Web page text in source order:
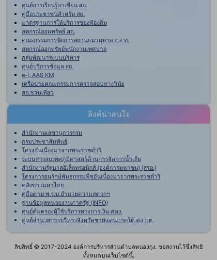
ศูนย์การเรียนรู้อาเซียน สถ.
คู่มือประชาชนสำหรับ สถ.
มาตรฐานการให้บริการของท้องถิ่น
สหกรณ์ออมทรัพย์ สถ.
คณะกรรมการจัดการสถานธนานุบาล จ.ส.ท.
สหกรณ์ออกทรัพย์พนักงานเทศบาล
กลุ่มพัฒนาระบบบริหาร
ศูนย์บริการข้อมูล สถ.
e-LAAS KM
เครือข่ายคณะกรรมการตรวจสอบทางวินัย
สถ.ชวนเที่ยว
ลิงค์น่าสนใจ
สำนักงานเลขานุการกรม
กรมประชาสัมพันธ์
โครงอันเนื่องมาจากพระราชดำริ
ระบบสารสนเทศภูมิศาสตร์ด้านการจัดการน้ำเสีย
สำนักงานรัฐบาลอิเล็กทรอนิกส์ (องค์การมหาชน) (สรอ.)
โครงการอนุรักษ์พันธุกรรมพืชอันเนื่องมาจากพระราชดำริ
คลังข่าวมหาไทย
คู่มือตาม พ.ร.บ.อำนวยความสดวกฯ
ฐานข้อมูลหน่วยงานภาครัฐ (INFO)
ศูนย์คุ้มครองผู้ใช้บริการทางการเงิน ศคง.
ศูนย์อำนวยการบริหารจังหวัดชายแดนภาคใต้ ศอ.บต.
ลิขสิทธิ์ © 2017-2024 องค์การบริหารส่วนตำบลหนองกุง. ขอสงวนไว้ซึ่งสิทธิ
ทั้งหมดบนเว็บไซต์นี้.